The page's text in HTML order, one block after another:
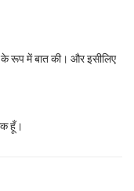
रूप में बात की। और इसीलिए
हूँ।